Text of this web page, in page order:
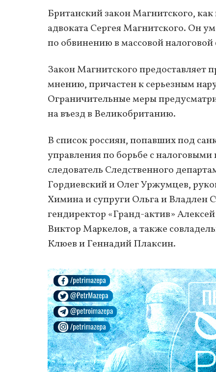
Британский закон Магнитского,
адвоката Сергея Магнитского. Он
по обвинению в массовой
Закон Магнитского предоставляет
мнению, причастен к серьезным
Ограничительные меры
на въезд в Великобританию.
В список россиян, попавших под
управления по борьбе с
следователь Следственного
Гордиевский и Олег Уржумцев,
Химина и супруги Ольга и
гендиректор «Гранд-актив»
Виктор Маркелов, а также
Клюев и Геннадий Плаксин.